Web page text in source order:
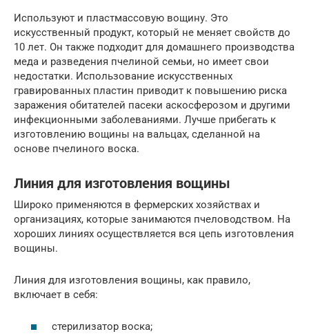
Используют и пластмассовую вощину. Это
искусственный продукт, который не меняет свойств до
10 лет. Он также подходит для домашнего производства
меда и разведения пчелиной семьи, но имеет свои
недостатки. Использование искусственных
гравированных пластин приводит к повышению риска
заражения обитателей пасеки аскосферозом и другими
инфекционными заболеваниями. Лучше прибегать к
изготовлению вощины на вальцах, сделанной на
основе пчелиного воска.
Линия для изготовления вощины
Широко применяются в фермерских хозяйствах и
организациях, которые занимаются пчеловодством. На
хороших линиях осуществляется вся цепь изготовления
вощины.
Линия для изготовления вощины, как правило,
включает в себя:
стерилизатор воска;